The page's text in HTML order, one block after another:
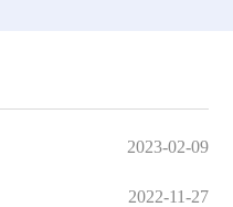
2023-02-09
2022-11-27